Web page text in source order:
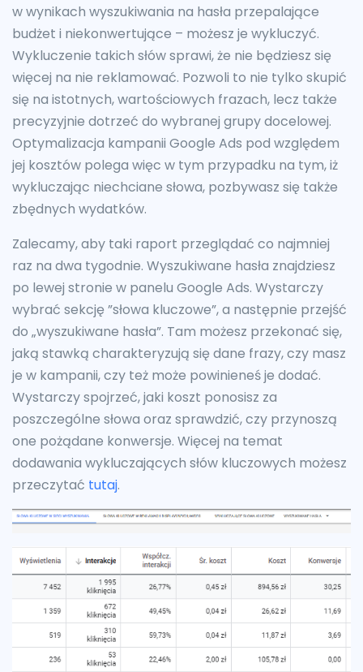
w wynikach wyszukiwania na hasła przepalające
budżet i niekonwertujące – możesz je wykluczyć.
Wykluczenie takich słów sprawi, że nie będziesz się
więcej na nie reklamować. Pozwoli to nie tylko skupić
się na istotnych, wartościowych frazach, lecz także
precyzyjnie dotrzeć do wybranej grupy docelowej.
Optymalizacja kampanii Google Ads pod względem
jej kosztów polega więc w tym przypadku na tym, iż
wykluczając niechciane słowa, pozbywasz się także
zbędnych wydatków.
Zalecamy, aby taki raport przeglądać co najmniej
raz na dwa tygodnie. Wyszukiwane hasła znajdziesz
po lewej stronie w panelu Google Ads. Wystarczy
wybrać sekcję ”słowa kluczowe”, a następnie przejść
do „wyszukiwane hasła”. Tam możesz przekonać się,
jaką stawką charakteryzują się dane frazy, czy masz
je w kampanii, czy też może powinieneś je dodać.
Wystarczy spojrzeć, jaki koszt ponosisz za
poszczególne słowa oraz sprawdzić, czy przynoszą
one pożądane konwersje. Więcej na temat
dodawania wykluczających słów kluczowych możesz
przeczytać tutaj.